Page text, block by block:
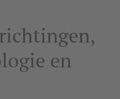
en